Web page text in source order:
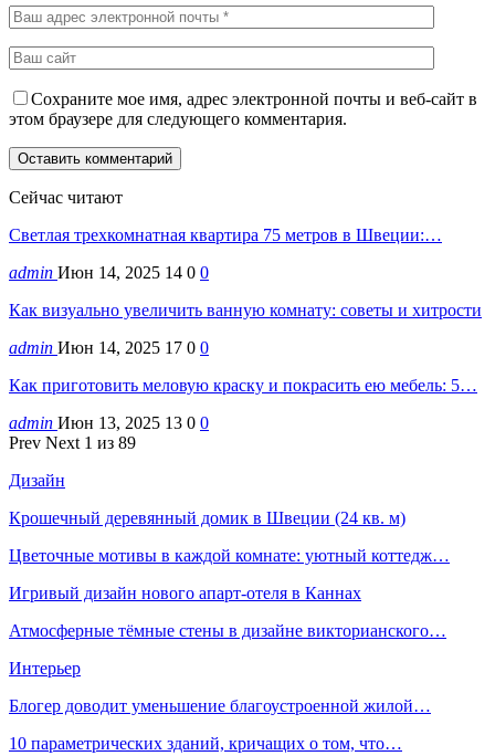
Сохраните мое имя, адрес электронной почты и веб-сайт в
этом браузере для следующего комментария.
Сейчас читают
Светлая трехкомнатная квартира 75 метров в Швеции:…
admin Июн 14, 2025 14 0 0
Как визуально увеличить ванную комнату: советы и хитрости
admin Июн 14, 2025 17 0 0
Как приготовить меловую краску и покрасить ею мебель: 5…
admin Июн 13, 2025 13 0 0
Prev Next 1 из 89
Дизайн
Крошечный деревянный домик в Швеции (24 кв. м)
Цветочные мотивы в каждой комнате: уютный коттедж…
Игривый дизайн нового апарт-отеля в Каннах
Атмосферные тёмные стены в дизайне викторианского…
Интерьер
Блогер доводит уменьшение благоустроенной жилой…
10 параметрических зданий, кричащих о том, что…